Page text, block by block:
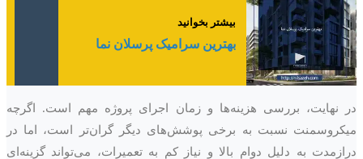
بیشتر بخوانید
بهترین سرامیک پرسلان نما
در نهایت، بررسی هزینه‌ها و زمان اجرای پروژه مهم است. اگرچه
میکروسمنت نسبت به برخی پوشش‌های دیگر گران‌تر است، اما در
درازمدت به دلیل دوام بالا و نیاز کم به تعمیرات، می‌تواند گزینه‌ای